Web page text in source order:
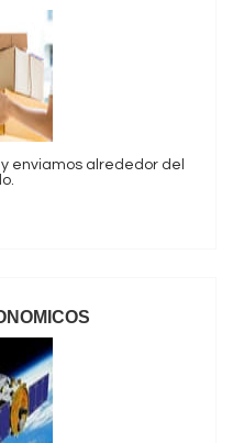
enviamos alrededor del